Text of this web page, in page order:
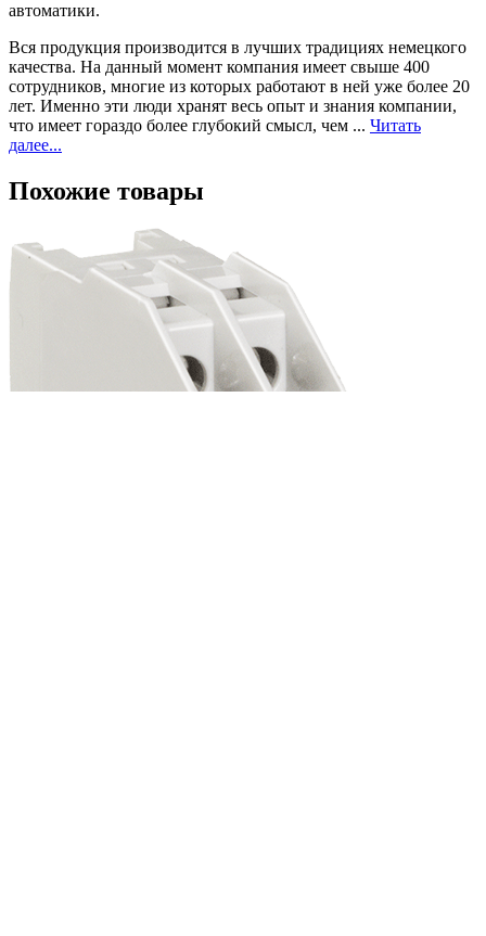
автоматики.
Вся продукция производится в лучших традициях немецкого
качества. На данный момент компания имеет свыше 400
сотрудников, многие из которых работают в ней уже более 20
лет. Именно эти люди хранят весь опыт и знания компании,
что имеет гораздо более глубокий смысл, чем ... Читать
далее...
Похожие товары